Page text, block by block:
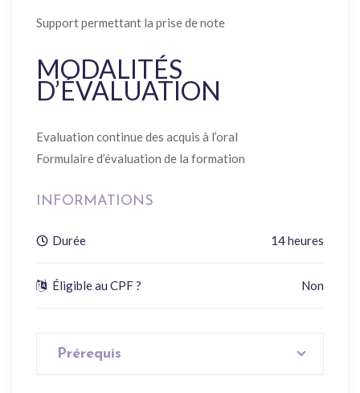
Support permettant la prise de note
MODALITÉS
D’ÉVALUATION
Evaluation continue des acquis à l’oral
Formulaire d’évaluation de la formation
INFORMATIONS
Durée 14 heures
Éligible au CPF ? Non
Prérequis